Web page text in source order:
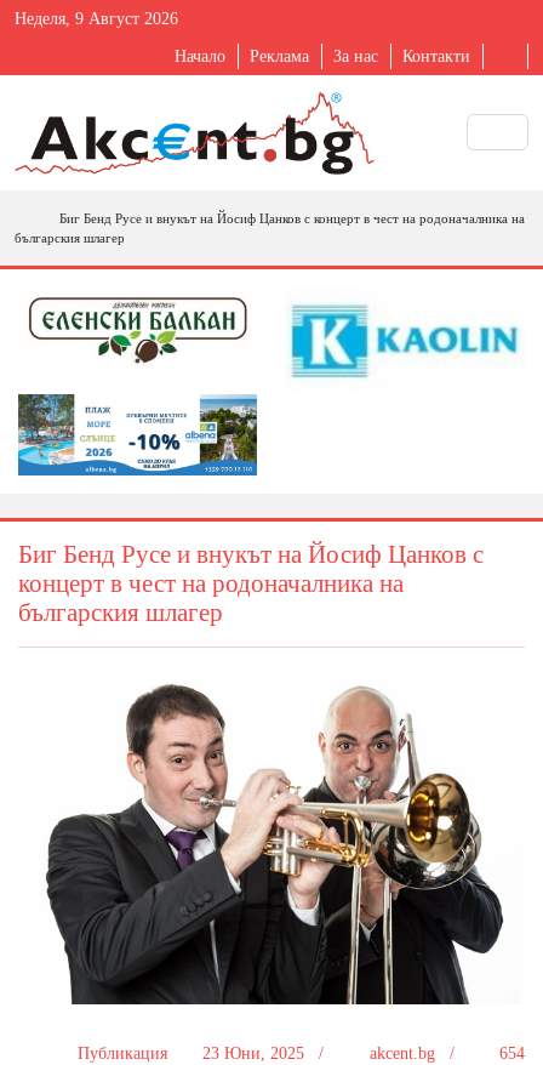
Неделя, 9 Август 2026
Начало Реклама За нас Контакти
Биг Бенд Русе и внукът на Йосиф Цанков с концерт в чест на родоначалника на
българския шлагер
Биг Бенд Русе и внукът на Йосиф Цанков с
концерт в чест на родоначалника на
българския шлагер
Публикация 23 Юни, 2025 / akcent.bg / 654